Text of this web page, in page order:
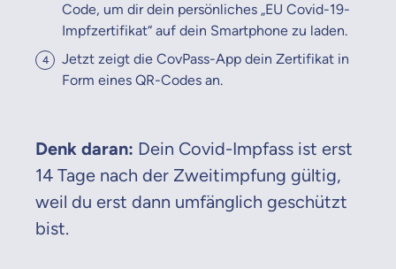
Code, um dir dein persönliches „EU Covid-19-
Impfzertifikat“ auf dein Smartphone zu laden.
Jetzt zeigt die CovPass-App dein Zertifikat in
Form eines QR-Codes an.
Denk daran: Dein Covid-Impfass ist erst
14 Tage nach der Zweitimpfung gültig,
weil du erst dann umfänglich geschützt
bist.